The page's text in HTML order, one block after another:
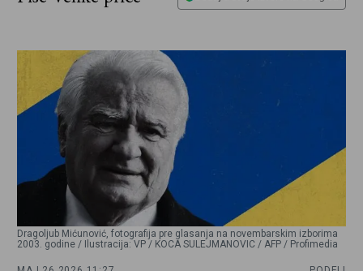
Dragoljub Mićunović, fotografija pre glasanja na novembarskim izborima
2003. godine / Ilustracija: VP / KOCA SULEJMANOVIC / AFP / Profimedia